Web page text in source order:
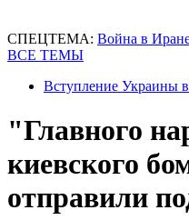
СПЕЦТЕМА: Война в
ВСЕ ТЕМЫ
Вступление Украины
"Главного
киевского
отправили